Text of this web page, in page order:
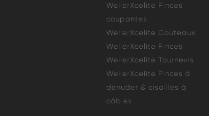
WellerXcelite Pinces
coupantes
WellerXcelite Couteaux
WellerXcelite Pinces
WellerXcelite Tournevis
WellerXcelite Pinces à
dénuder & cisailles à
câbles